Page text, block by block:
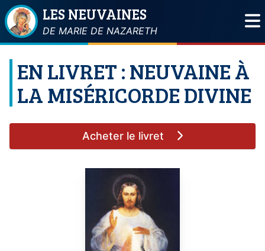
LES NEUVAINES
DE MARIE DE NAZARETH
EN LIVRET : NEUVAINE À
LA MISÉRICORDE DIVINE
Acheter le livret